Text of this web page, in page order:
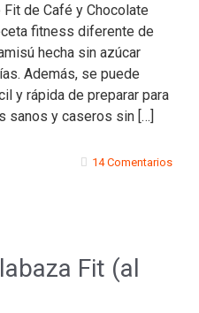
de Café y Chocolate
fitness diferente de
hecha sin azúcar
Además, se puede
y rápida de preparar para
sanos y caseros sin […]
14 Comentarios
Fit (al